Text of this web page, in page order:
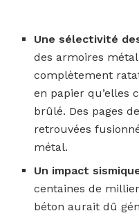
Une sélectivité
des armoires
complètement
en papier qu’elles
brûlé. Des pages
retrouvées
métal.
Un impact
centaines de
béton aurait dû